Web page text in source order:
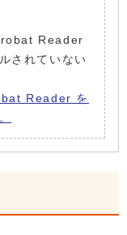
Reader
されていない
Reader を